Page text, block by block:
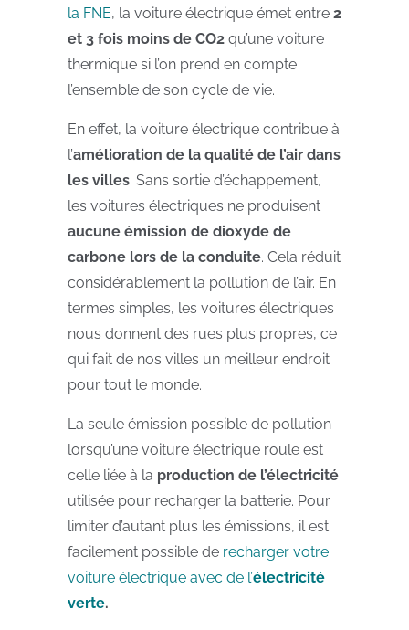
la FNE, la voiture électrique émet entre 2
et 3 fois moins de CO2 qu’une voiture
thermique si l’on prend en compte
l’ensemble de son cycle de vie.
En effet, la voiture électrique contribue à
l’amélioration de la qualité de l’air dans
les villes. Sans sortie d’échappement,
les voitures électriques ne produisent
aucune émission de dioxyde de
carbone lors de la conduite. Cela réduit
considérablement la pollution de l’air. En
termes simples, les voitures électriques
nous donnent des rues plus propres, ce
qui fait de nos villes un meilleur endroit
pour tout le monde.
La seule émission possible de pollution
lorsqu’une voiture électrique roule est
celle liée à la production de l’électricité
utilisée pour recharger la batterie. Pour
limiter d’autant plus les émissions, il est
facilement possible de recharger votre
voiture électrique avec de l’électricité
verte.